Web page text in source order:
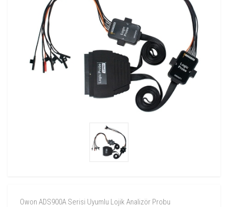
Owon ADS900A Serisi Uyumlu Lojik Analizör Probu